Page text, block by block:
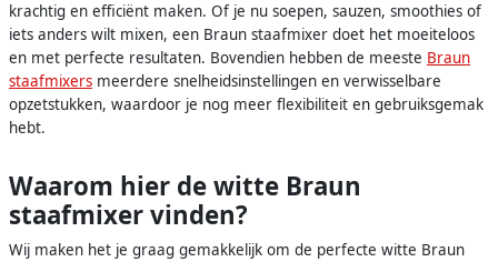
krachtig en efficiënt maken. Of je nu soepen, sauzen, smoothies of
iets anders wilt mixen, een Braun staafmixer doet het moeiteloos
en met perfecte resultaten. Bovendien hebben de meeste Braun
staafmixers meerdere snelheidsinstellingen en verwisselbare
opzetstukken, waardoor je nog meer flexibiliteit en gebruiksgemak
hebt.
Waarom hier de witte Braun
staafmixer vinden?
Wij maken het je graag gemakkelijk om de perfecte witte Braun